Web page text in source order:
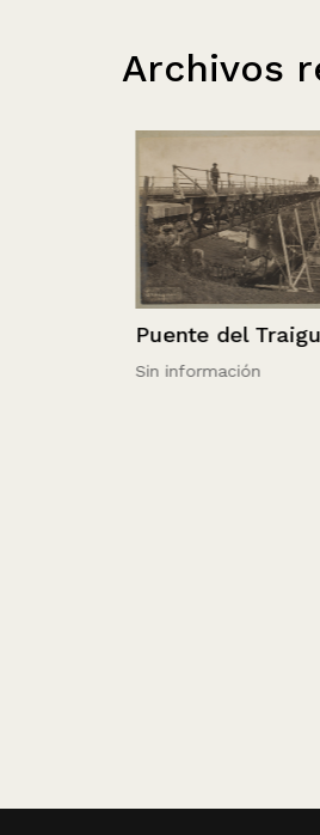
Archivos
Puente del Traiguén
Sin información